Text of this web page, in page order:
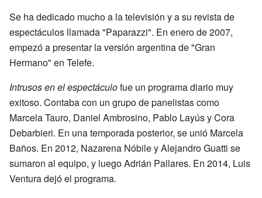
Se ha dedicado mucho a la televisión y a su revista de
espectáculos llamada "Paparazzi". En enero de 2007,
empezó a presentar la versión argentina de "Gran
Hermano" en Telefe.
Intrusos en el espectáculofue un programa diario muy
exitoso. Contaba con un grupo de panelistas como
Marcela Tauro, Daniel Ambrosino, Pablo Layús y Cora
Debarbieri. En una temporada posterior, se unió Marcela
Baños. En 2012, Nazarena Nóbile y Alejandro Guatti se
sumaron al equipo, y luego Adrián Pallares. En 2014, Luis
Ventura dejó el programa.